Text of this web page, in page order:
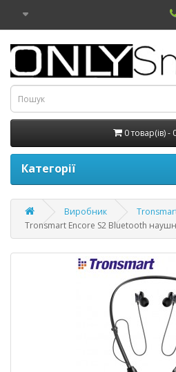
0 товар(ів) -
Категорії
Виробник
Tronsmart Encore S2 Bluetooth